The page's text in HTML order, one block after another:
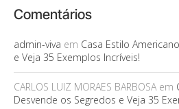
Comentários
admin-viva em Casa Estilo
e Veja 35 Exemplos Incríveis!
CARLOS LUIZ MORAES BARBOSAem
Desvende os Segredos e Veja 35